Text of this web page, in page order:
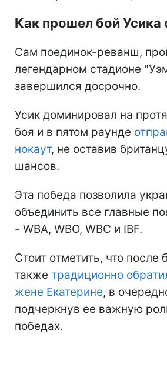
Как прошел бой Усика
Сам поединок-реванш,
легендарном стадионе
завершился досрочно.
Усик доминировал на
боя и в пятом раунде
нокаут, не оставив
шансов.
Эта победа позволила
объединить все главные
- WBA, WBO, WBC и IBF.
Стоит отметить, что после
также традиционно
жене Екатерине, в
подчеркнув ее важную
победах.